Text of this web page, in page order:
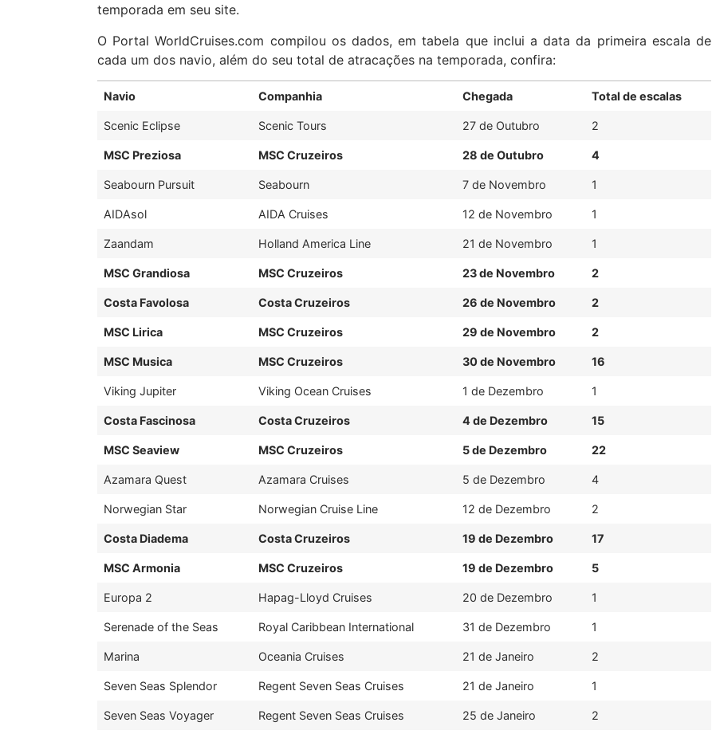
temporada em seu site.
O Portal WorldCruises.com compilou os dados, em tabela que inclui a data da primeira escala de
cada um dos navio, além do seu total de atracações na temporada, confira:
Navio Companhia Chegada Total de escalas
Scenic Eclipse Scenic Tours 27 de Outubro 2
MSC Preziosa MSC Cruzeiros 28 de Outubro 4
Seabourn Pursuit Seabourn 7 de Novembro 1
AIDAsol AIDA Cruises 12 de Novembro 1
Zaandam Holland America Line 21 de Novembro 1
MSC Grandiosa MSC Cruzeiros 23 de Novembro 2
Costa Favolosa Costa Cruzeiros 26 de Novembro 2
MSC Lirica MSC Cruzeiros 29 de Novembro 2
MSC Musica MSC Cruzeiros 30 de Novembro 16
Viking Jupiter Viking Ocean Cruises 1 de Dezembro 1
Costa Fascinosa Costa Cruzeiros 4 de Dezembro 15
MSC Seaview MSC Cruzeiros 5 de Dezembro 22
Azamara Quest Azamara Cruises 5 de Dezembro 4
Norwegian Star Norwegian Cruise Line 12 de Dezembro 2
Costa Diadema Costa Cruzeiros 19 de Dezembro 17
MSC Armonia MSC Cruzeiros 19 de Dezembro 5
Europa 2 Hapag-Lloyd Cruises 20 de Dezembro 1
Serenade of the Seas Royal Caribbean International 31 de Dezembro 1
Marina Oceania Cruises 21 de Janeiro 2
Seven Seas Splendor Regent Seven Seas Cruises 21 de Janeiro 1
Seven Seas Voyager Regent Seven Seas Cruises 25 de Janeiro 2